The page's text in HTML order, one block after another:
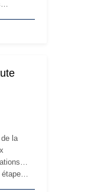
la
étape